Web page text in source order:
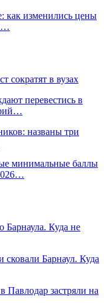
как изменились цены
сократят в вузах
перевестись в
названы три
минимальные баллы
Барнаула. Куда не
сковали Барнаул. Куда
Павлодар застряли на